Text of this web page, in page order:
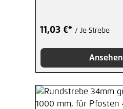
11,03 €* / Je Strebe
Ansehen